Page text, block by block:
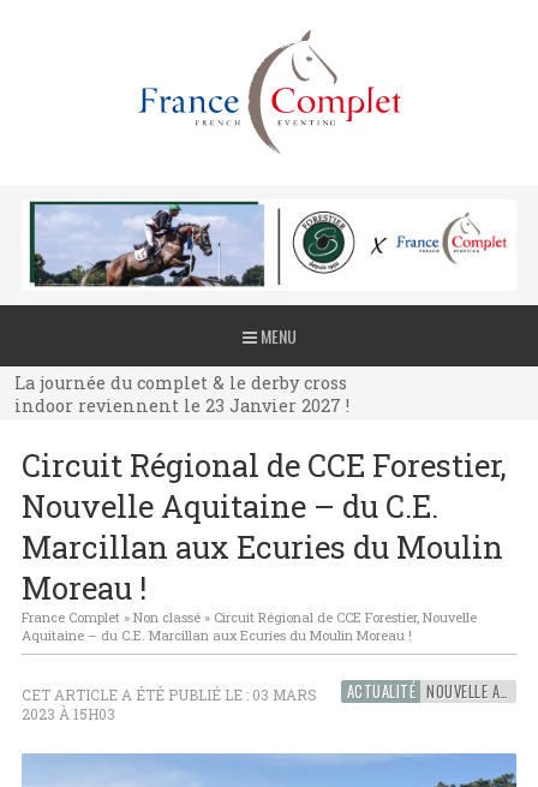
MENU
La journée du complet & le derby cross
indoor reviennent le 23 Janvier 2027 !
La journée du complet & le derby cross
indoor reviennent le 23 Janvier 2027 !
indoor reviennent le 23 Janvier 2027 !
Circuit Régional de CCE Forestier,
Nouvelle Aquitaine – du C.E.
Marcillan aux Ecuries du Moulin
Moreau !
France Complet» Non classé» Circuit Régional de CCE Forestier, Nouvelle
Aquitaine – du C.E. Marcillan aux Ecuries du Moulin Moreau !
ACTUALITÉ NOUVELLE AQUITAINE
CET ARTICLE A ÉTÉ PUBLIÉ LE : 03 MARS
2023 À 15H03